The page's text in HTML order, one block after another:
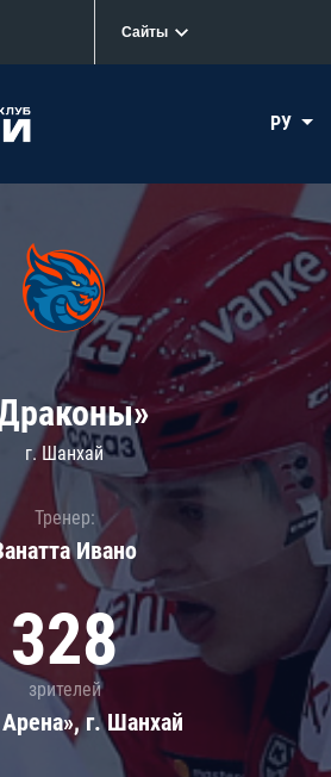
Сайты
РУ
г. Шанхай
Тренер:
Иванo
328
зрителей
г. Шанхай